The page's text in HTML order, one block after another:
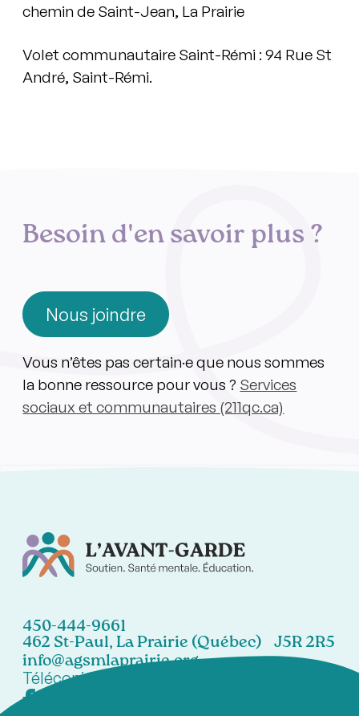
chemin de Saint-Jean, La Prairie
Volet communautaire Saint-Rémi : 94 Rue St
André, Saint-Rémi.
Besoin d'en savoir plus ?
Nous joindre
Vous n’êtes pas certain·e que nous sommes
la bonne ressource pour vous ? Services
sociaux et communautaires (211qc.ca)
450-444-9661
462 St-Paul, La Prairie (Québec) J5R 2R5
info@agsmlaprairie.org
Télécopieur: